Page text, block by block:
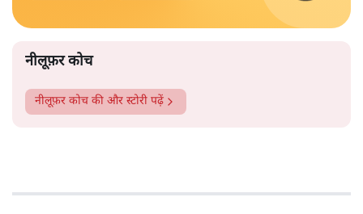
नीलूफ़र कोच
नीलूफ़र कोच की और स्टोरी पढ़ें